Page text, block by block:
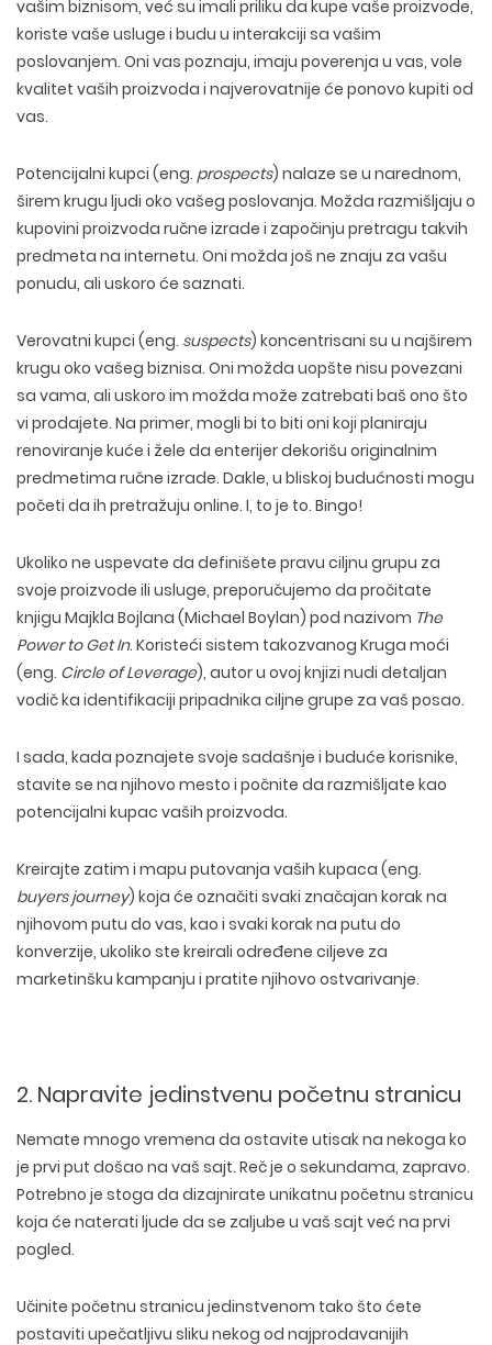
vašim biznisom, već su imali priliku da kupe vaše proizvode,
koriste vaše usluge i budu u interakciji sa vašim
poslovanjem. Oni vas poznaju, imaju poverenja u vas, vole
kvalitet vaših proizvoda i najverovatnije će ponovo kupiti od
vas.
Potencijalni kupci (eng. prospects) nalaze se u narednom,
širem krugu ljudi oko vašeg poslovanja. Možda razmišljaju o
kupovini proizvoda ručne izrade i započinju pretragu takvih
predmeta na internetu. Oni možda još ne znaju za vašu
ponudu, ali uskoro će saznati.
Verovatni kupci (eng. suspects) koncentrisani su u najširem
krugu oko vašeg biznisa. Oni možda uopšte nisu povezani
sa vama, ali uskoro im možda može zatrebati baš ono što
vi prodajete. Na primer, mogli bi to biti oni koji planiraju
renoviranje kuće i žele da enterijer dekorišu originalnim
predmetima ručne izrade. Dakle, u bliskoj budućnosti mogu
početi da ih pretražuju online. I, to je to. Bingo!
Ukoliko ne uspevate da definišete pravu ciljnu grupu za
svoje proizvode ili usluge, preporučujemo da pročitate
knjigu Majkla Bojlana (Michael Boylan) pod nazivom The
Power to Get In. Koristeći sistem takozvanog Kruga moći
(eng. Circle of Leverage), autor u ovoj knjizi nudi detaljan
vodič ka identifikaciji pripadnika ciljne grupe za vaš posao.
I sada, kada poznajete svoje sadašnje i buduće korisnike,
stavite se na njihovo mesto i počnite da razmišljate kao
potencijalni kupac vaših proizvoda.
Kreirajte zatim i mapu putovanja vaših kupaca (eng.
buyers journey) koja će označiti svaki značajan korak na
njihovom putu do vas, kao i svaki korak na putu do
konverzije, ukoliko ste kreirali određene ciljeve za
marketinšku kampanju i pratite njihovo ostvarivanje.
2. Napravite jedinstvenu početnu stranicu
Nemate mnogo vremena da ostavite utisak na nekoga ko
je prvi put došao na vaš sajt. Reč je o sekundama, zapravo.
Potrebno je stoga da dizajnirate unikatnu početnu stranicu
koja će naterati ljude da se zaljube u vaš sajt već na prvi
pogled.
Učinite početnu stranicu jedinstvenom tako što ćete
postaviti upečatljivu sliku nekog od najprodavanijih